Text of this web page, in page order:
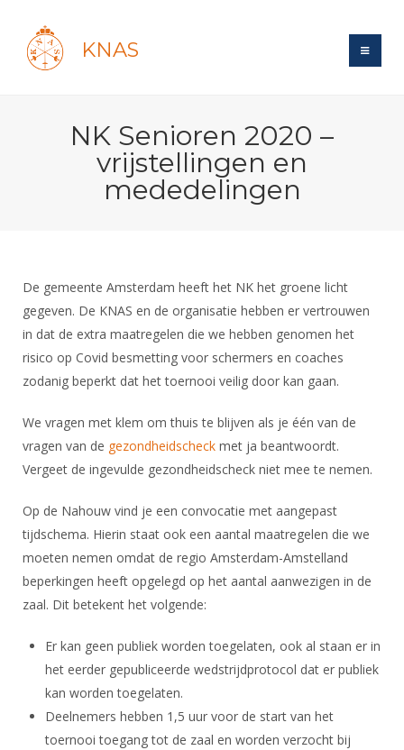
KNAS
Maandelijks archief
Evenement
Gebruiksvoorwaarden
Handleiding
Historie
Reglementen
Ledencijfers
Sponsors en Partners
Organisatie
Bestuur
Ereleden
Leden van Verdiensten
Vacatures
Contact
Medewerkers
Schermen
Recreatiesport
Veteranen
Ranglijsten
Inschrijven
Materiaal
Schermpaspoort
Rolstoelschermen
Wedstrijdkalender
KNAS Keurmerk
JPT
Nieuws
NK's
Oranje
FBT
SBT
Talentontwikkeling
Atletencommissie
Internationale Titeltoernooien
Voor de jeugd
Spreekbeurtpakket
Ouders en vereniging
Brassardsysteem
Voor coaches en leraren
Nieuws
Nationale opleidingen
Internationale opleidingen
Opleidingen
Leraar
Voor scheidsrechters
Nieuws
Forums
Schermforum
Zoek Vereniging
Contact
NK organiseren
NK Senioren 2020 –
vrijstellingen en
mededelingen
De gemeente Amsterdam heeft het NK het groene licht
gegeven. De KNAS en de organisatie hebben er vertrouwen
in dat de extra maatregelen die we hebben genomen het
risico op Covid besmetting voor schermers en coaches
zodanig beperkt dat het toernooi veilig door kan gaan.
We vragen met klem om thuis te blijven als je één van de
vragen van de gezondheidscheck met ja beantwoordt.
Vergeet de ingevulde gezondheidscheck niet mee te nemen.
Op de Nahouw vind je een convocatie met aangepast
tijdschema. Hierin staat ook een aantal maatregelen die we
moeten nemen omdat de regio Amsterdam-Amstelland
beperkingen heeft opgelegd op het aantal aanwezigen in de
zaal. Dit betekent het volgende:
Er kan geen publiek worden toegelaten, ook al staan er in
het eerder gepubliceerde wedstrijdprotocol dat er publiek
kan worden toegelaten.
Deelnemers hebben 1,5 uur voor de start van het
toernooi toegang tot de zaal en worden verzocht bij